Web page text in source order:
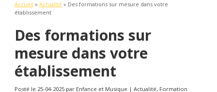
Accueil » Actualité » Des formations sur mesure dans votre
établissement
Des formations sur
mesure dans votre
établissement
Posté le 25-04-2025 par Enfance et Musique | Actualité, Formation